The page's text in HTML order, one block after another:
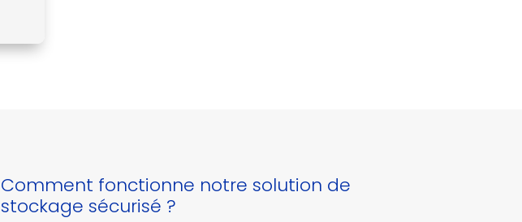
Comment fonctionne notre solution de
stockage sécurisé ?